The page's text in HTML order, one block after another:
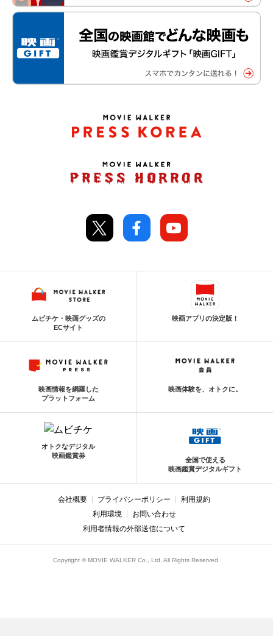
ムビチケ・映画グッズの
ECサイト
映画アプリの決定版！
映画情報を網羅した
プラットフォーム
映画体験を、オトクに。
オトクなデジタル
映画鑑賞券
全国で使える
映画鑑賞デジタルギフト
会社概要 プライバシーポリシー
利用規約
利用環境
お問い合わせ
利用者情報の外部送信について
Copyright © MOVIE WALKER Co., Ltd. All Rights Reserved.